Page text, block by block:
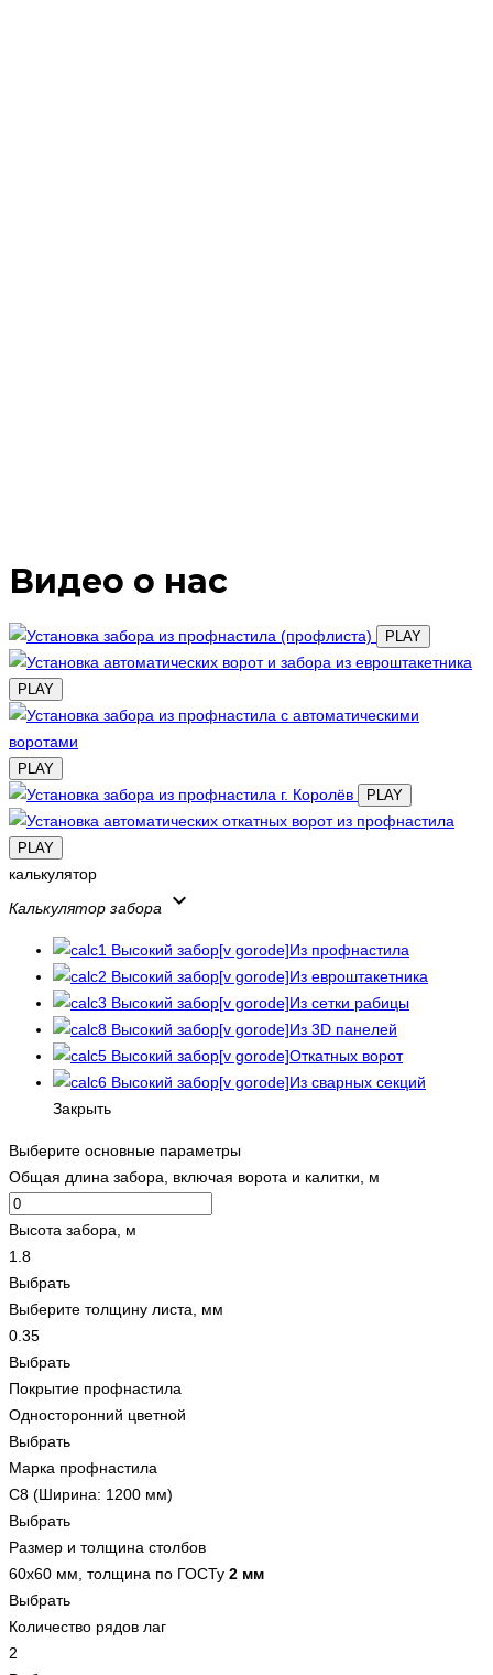
Видео о нас
PLAY
PLAY
PLAY
PLAY
PLAY
калькулятор
Калькулятор забора
keyboard_arrow_down
Из профнастила
Из евроштакетника
Из сетки рабицы
Из 3D панелей
Откатных ворот
Из сварных секций
Закрыть
Выберите основные параметры
Общая длина забора, включая ворота и калитки, м
Высота забора, м
1.8
Выбрать
Выберите толщину листа, мм
0.35
Выбрать
Покрытие профнастила
Односторонний цветной
Выбрать
Марка профнастила
С8 (Ширина: 1200 мм)
Выбрать
Размер и толщина столбов
60x60 мм, толщина по ГОСТу 2 мм
Выбрать
Количество рядов лаг
2